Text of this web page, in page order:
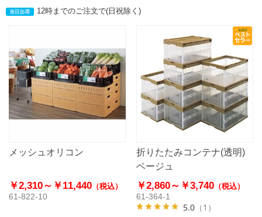
12時までのご注文で(日祝除く)
メッシュオリコン
￥2,310～ ￥11,440 （税込）
61-822-10
折りたたみコンテナ(透明)
ベージュ
￥2,860～ ￥3,740（税込）
61-364-1
5.0（1）